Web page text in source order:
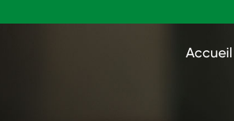
Accueil